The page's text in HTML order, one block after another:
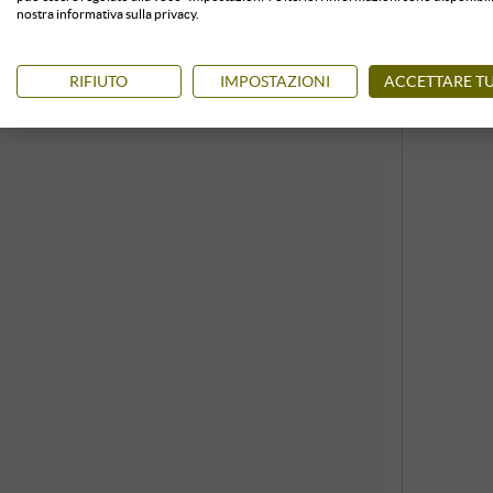
nostra informativa sulla privacy.
RIFIUTO IMPOSTAZIONI ACCETTARE